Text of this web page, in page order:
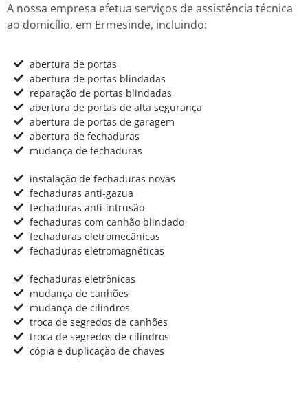
A nossa empresa efetua serviços de assistência técnica
ao domicílio, em Ermesinde, incluindo:
abertura de portas
abertura de portas blindadas
reparação de portas blindadas
abertura de portas de alta segurança
abertura de portas de garagem
abertura de fechaduras
mudança de fechaduras
instalação de fechaduras novas
fechaduras anti-gazua
fechaduras anti-intrusão
fechaduras com canhão blindado
fechaduras eletromecânicas
fechaduras eletromagnéticas
fechaduras eletrônicas
mudança de canhões
mudança de cilindros
troca de segredos de canhões
troca de segredos de cilindros
cópia e duplicação de chaves